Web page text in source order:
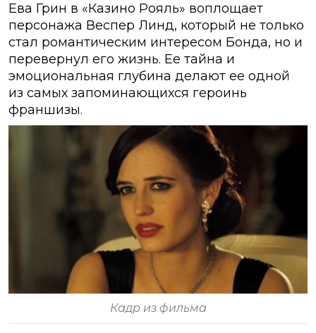
Ева Грин в «Казино Рояль» воплощает
персонажа Веспер Линд, который не только
стал романтическим интересом Бонда, но и
перевернул его жизнь. Ее тайна и
эмоциональная глубина делают ее одной
из самых запоминающихся героинь
франшизы.
Кадр из фильма